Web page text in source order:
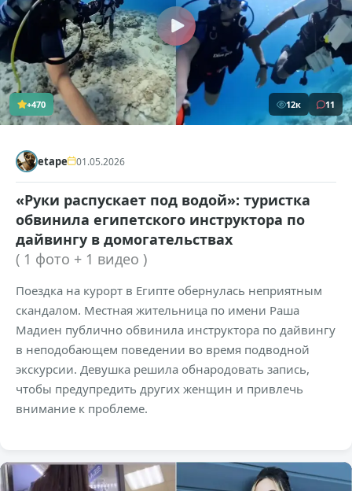
+470 12к 11
etape 01.05.2026
«Руки распускает под водой»: туристка
обвинила египетского инструктора по
дайвингу в домогательствах
( 1 фото + 1 видео )
Поездка на курорт в Египте обернулась неприятным
скандалом. Местная жительница по имени Раша
Мадиен публично обвинила инструктора по дайвингу
в неподобающем поведении во время подводной
экскурсии. Девушка решила обнародовать запись,
чтобы предупредить других женщин и привлечь
внимание к проблеме.